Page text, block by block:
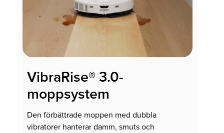
VibraRise® 3.0-
moppsystem
Den förbättrade moppen med dubbla
vibratorer hanterar damm, smuts och